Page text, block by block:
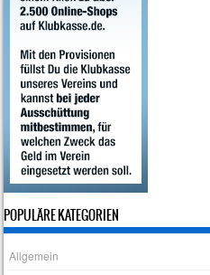
POPULÄRE KATEGORIEN
Allgemein